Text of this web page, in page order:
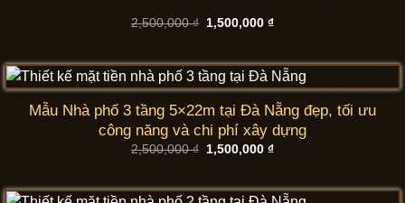
2,500,000₫
Giá
1,500,000₫Giá
1,500,000 ₫.
Mẫu Nhà phố 3 tầng 5×22m tại Đà Nẵng đẹp, tối ưu
công năng và chi phí xây dựng
2,500,000₫
Giá
gốc
1,500,000₫Giá
1,500,000 ₫.